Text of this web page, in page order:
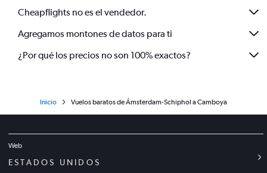
Cheapflights no es el vendedor.
Agregamos montones de datos para ti
¿Por qué los precios no son 100% exactos?
Inicio Vuelos baratos de Ámsterdam-Schiphol a Camboya
Web
ESTADOS UNIDOS